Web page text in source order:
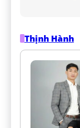
Thịnh Hành